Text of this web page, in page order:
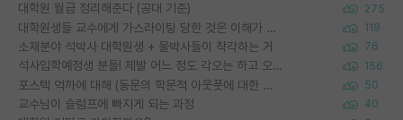
대학원 월급 정리해준다 (공대 기준) 275
대학원생들 교수에게 가스라이팅 당한 것은 이해가 갑니다. 안타깝네요. 119
소재분야 석박사 대학원생 + 물박사들이 착각하는 거 76
석사입학예정생 분들! 제발 어느 정도 각오는 하고 오세요. 156
포스텍 억까에 대해 (동문의 학문적 아웃풋에 대한 반박) 50
교수님이 슬럼프에 빠지게 되는 과정 40